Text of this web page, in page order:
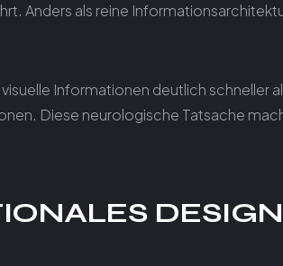
Anders als reine
Informationen deutlich schneller
Diese neurologische Tatsache